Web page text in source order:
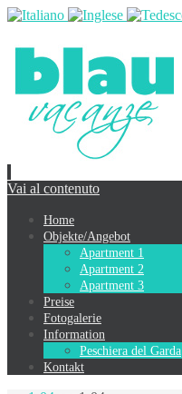
Vai al contenuto
Home
Objekte/Angebot
Apartment 1
Apartment 2
Apartment 3
Preise
Fotogalerie
Information
Peschiera del Garda
Kontakt